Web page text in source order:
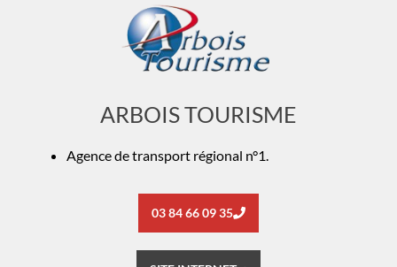
ARBOIS TOURISME
Agence de transport régional n°1.
03 84 66 09 35